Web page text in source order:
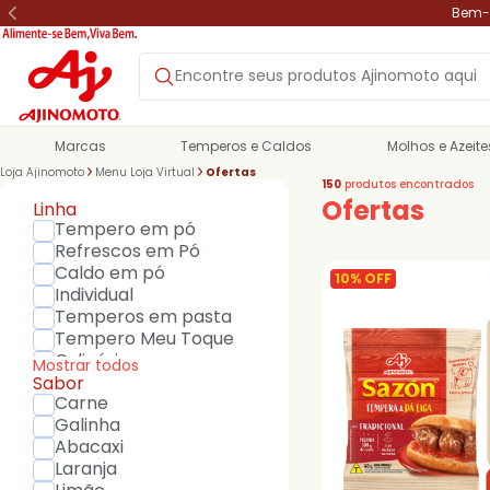
Bem-
Marcas Temperos e Caldos Molhos e
Loja Ajinomoto Menu Loja Virtual Ofertas
Linha
Tempero em pó
Refrescos em Pó
Caldo em pó
Individual
Temperos em pasta
Tempero Meu Toque
Culinários
Molho de soja
Molhos
Tempero para Pipoca
Tempero Na Medida
Chef
Mostrar todos
Sabor
Carne
Galinha
Abacaxi
Laranja
150 produtos encontrados
Ofertas
10% OFF